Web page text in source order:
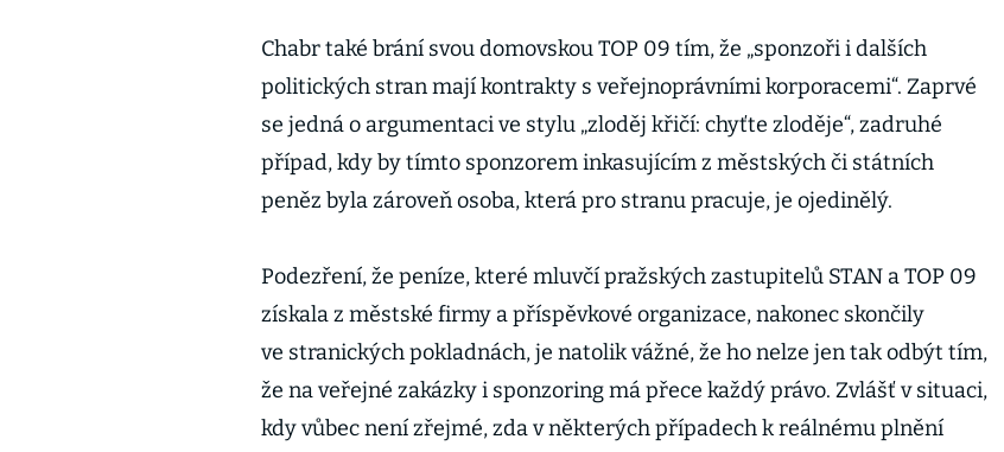
Chabr také brání svou domovskou TOP 09 tím, že „sponzoři i dalších
politických stran mají kontrakty s veřejnoprávními korporacemi“. Zaprvé
se jedná o argumentaci ve stylu „zloděj křičí: chyťte zloděje“, zadruhé
případ, kdy by tímto sponzorem inkasujícím z městských či státních
peněz byla zároveň osoba, která pro stranu pracuje, je ojedinělý.
Podezření, že peníze, které mluvčí pražských zastupitelů STAN a TOP 09
získala z městské firmy a příspěvkové organizace, nakonec skončily
ve stranických pokladnách, je natolik vážné, že ho nelze jen tak odbýt tím,
že na veřejné zakázky i sponzoring má přece každý právo. Zvlášť v situaci,
kdy vůbec není zřejmé, zda v některých případech k reálnému plnění